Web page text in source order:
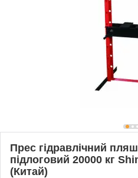
Прес гідравлічний
підлоговий 20000 кг
(Китай)